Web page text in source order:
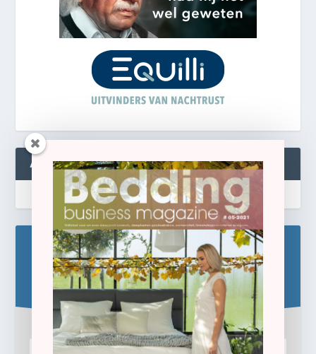
ABONNEREN
Blijf op de hoogte!
Schrijf u hier in voor de gratis e-newsletter.